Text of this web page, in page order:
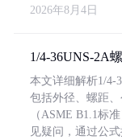
2026年8月4日
1/4-36UNS-2A
本文详细解析1/4-
包括外径、螺距
（ASME B1.1标
见疑问，通过公